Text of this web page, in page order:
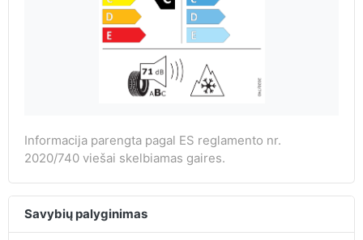
Informacija parengta pagal ES reglamento nr.
2020/740 viešai skelbiamas gaires.
Savybių palyginimas